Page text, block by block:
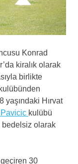
Konrad
kiralık olarak
birlikte
yaşındaki Hırvat
kulübü
bedelsiz olarak
30